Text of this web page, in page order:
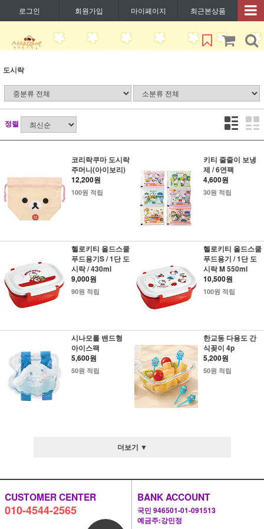
로그인 회원가입 마이페이지 최근본상품
도시락
정렬
코리락쿠마 도시락
주머니(아이보리)
12,200원
100원 적립
키티 줄줄이 보냉
제 / 6연팩
4,600원
30원 적립
헬로키티 올드스쿨
푸드용기S / 1단 도
시락 / 430ml
9,000원
90원 적립
헬로키티 올드스쿨
푸드용기 / 1단 도
시락 M 550ml
10,500원
100원 적립
시나모롤 밴드형
아이스팩
5,600원
50원 적립
한교동 다용도 간
식꽂이 4p
5,200원
50원 적립
더보기 ▼
CUSTOMER CENTER
010-4544-2565
BANK ACCOUNT
국민 946501-01-091513
예금주:강민정